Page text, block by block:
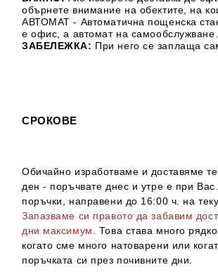
обърнете внимание на обектите, на
АВТОМАТ - Автоматична пощенска
е офис, а автомат на самообслужване.
ЗАБЕЛЕЖКА: При него се заплаща
СРОКОВЕ
Обичайно изработваме и доставяме
ден - поръчвате днес и утре е при
поръчки, направени до 16:00 ч. на
Запазваме си правото да забавим
дни максимум.
Това става много
когато сме много натоварени или
поръчката си през почивните дни.